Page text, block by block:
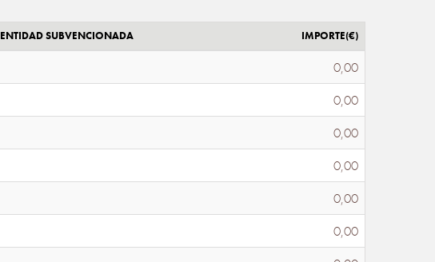
ENTIDAD SUBVENCIONADA IMPORTE(€)
0,00
0,00
0,00
0,00
0,00
0,00